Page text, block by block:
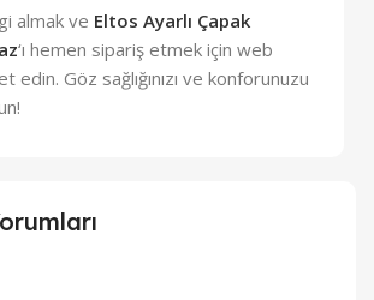
almak ve Eltos Ayarlı Çapak
‘ı hemen sipariş etmek için web
edin. Göz sağlığınızı ve konforunuzu